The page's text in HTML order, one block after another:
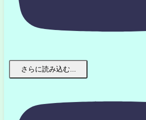
さらに読み込む...